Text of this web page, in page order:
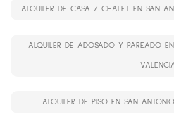
ALQUILER DE CASA / CHALET EN SAN
ALQUILER DE ADOSADO Y PAREADO
ALQUILER DE PISO EN SAN